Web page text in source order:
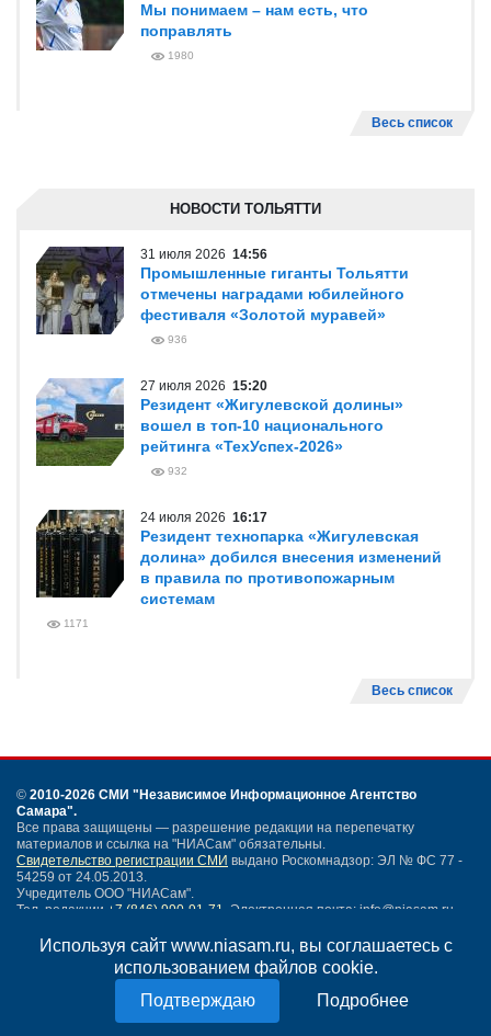
Используя сайт www.niasam.ru, вы соглашаетесь с
использованием файлов cookie.
Подробнее
Мы понимаем – нам есть, что
поправлять
1980
Весь список
НОВОСТИ ТОЛЬЯТТИ
31 июля 2026 14:56
Промышленные гиганты Тольятти
отмечены наградами юбилейного
фестиваля «Золотой муравей»
936
27 июля 2026 15:20
Резидент «Жигулевской долины»
вошел в топ-10 национального
рейтинга «ТехУспех-2026»
932
24 июля 2026 16:17
Резидент технопарка «Жигулевская
долина» добился внесения изменений
в правила по противопожарным
системам
1171
Весь список
© 2010-2026 СМИ "Независимое Информационное Агентство
Самара".
Все права защищены — разрешение редакции на перепечатку
материалов и ссылка на "НИАСам" обязательны.
Свидетельство регистрации СМИ выдано Роскомнадзор: ЭЛ № ФС 77 -
54259 от 24.05.2013.
Учредитель ООО "НИАСам".
Тел. редакции +7 (846) 990-91-71. Электронная почта: info@niasam.ru
Написать письмо
Политика конфиденциальности